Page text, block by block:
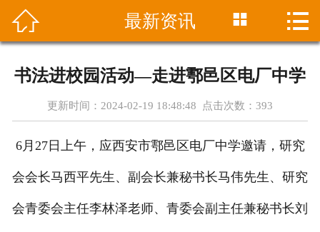
 首页
招生简章
师资团队
 最新资讯  
书法进校园活动—走进鄠邑区电厂中学
更新时间：2024-02-19 18:48:48 点击次数： 393
6月27日上午，应西安市鄠邑区电厂中学邀请，研究
会会长马西平先生、副会长兼秘书长马伟先生、研究
会青委会主任李林泽老师、青委会副主任兼秘书长刘